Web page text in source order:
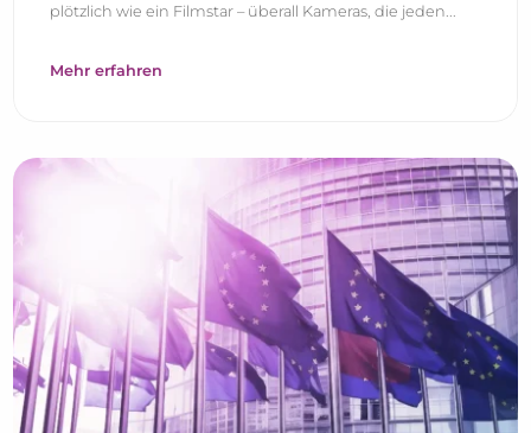
plötzlich wie ein Filmstar – überall Kameras, die jeden...
Mehr erfahren